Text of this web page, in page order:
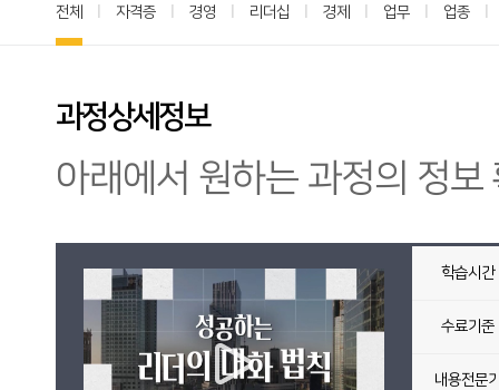
전체 자격증 경영 리더십 경제 업무 업종
과정상세정보
아래에서 원하는 과정의 정
학습시간
수료기준
내용전문